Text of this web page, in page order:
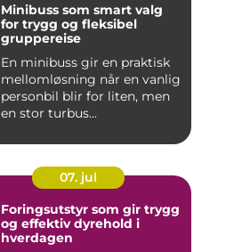
Minibuss som smart valg
for trygg og fleksibel
gruppereise
En minibuss gir en praktisk
mellomløsning når en vanlig
personbil blir for liten, men
en stor turbus...
07. jul
Foringsutstyr som gir trygg
og effektiv dyrehold i
hverdagen